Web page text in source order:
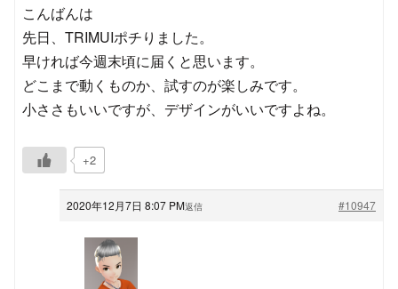
こんばんは
先日、TRIMUIポチりました。
早ければ今週末頃に届くと思います。
どこまで動くものか、試すのが楽しみです。
小ささもいいですが、デザインがいいですよね。
+2
2020年12月7日 8:07 PM #10947
返信